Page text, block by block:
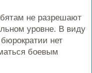
не разрешают
уровне. В виду
нет
боевым